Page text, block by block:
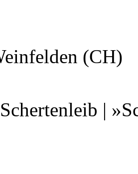
(CH)
|